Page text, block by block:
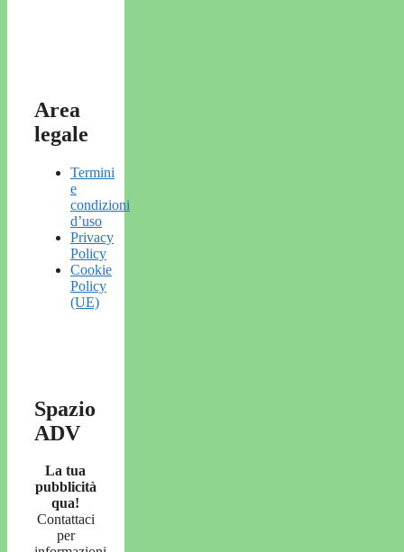
Area
legale
Termini
e
condizioni
d’uso
Privacy
Policy
Cookie
Policy
(UE)
Spazio
ADV
La tua
pubblicità
qua!
Contattaci
per